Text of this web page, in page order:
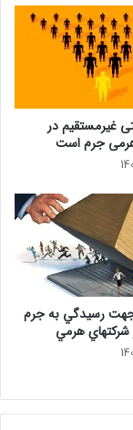
غیرمستقیم در
جرم است
رسيدگي به جرم
هرمي